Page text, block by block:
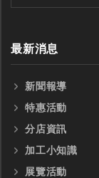
最新消息
新聞報導
特惠活動
分店資訊
加工小知識
展覽活動